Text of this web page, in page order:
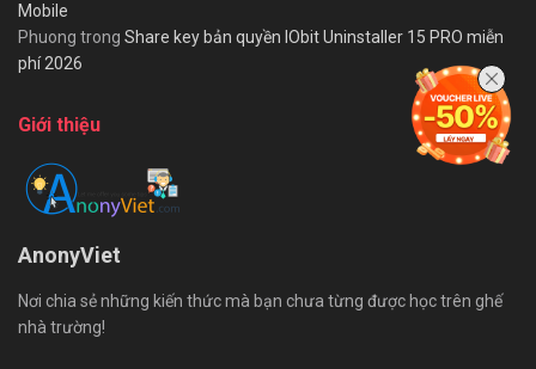
Mobile
Phuong trong Share key bản quyền IObit Uninstaller 15 PRO miễn
phí 2026
Giới thiệu
AnonyViet
Nơi chia sẻ những kiến thức mà bạn chưa từng được học trên ghế
nhà trường!